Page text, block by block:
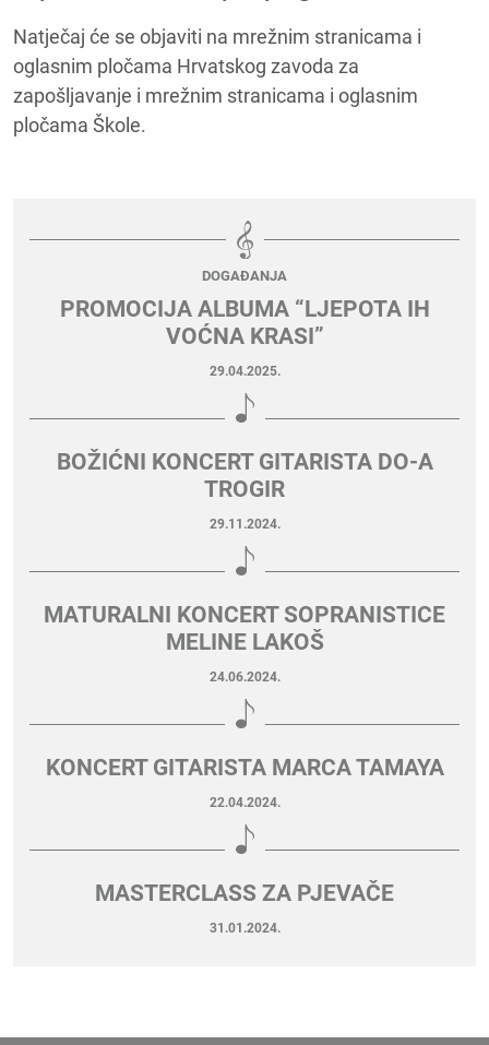
Natječaj će se objaviti na mrežnim stranicama i
oglasnim pločama Hrvatskog zavoda za
zapošljavanje i mrežnim stranicama i oglasnim
pločama Škole.
DOGAĐANJA
PROMOCIJA ALBUMA “LJEPOTA IH
VOĆNA KRASI”
29.04.2025.
BOŽIĆNI KONCERT GITARISTA DO-A
TROGIR
29.11.2024.
MATURALNI KONCERT SOPRANISTICE
MELINE LAKOŠ
24.06.2024.
KONCERT GITARISTA MARCA TAMAYA
22.04.2024.
MASTERCLASS ZA PJEVAČE
31.01.2024.